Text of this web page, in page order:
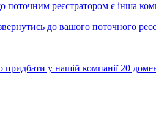
реєстратором є інша
до вашого поточного
придбати у нашій компанії 20